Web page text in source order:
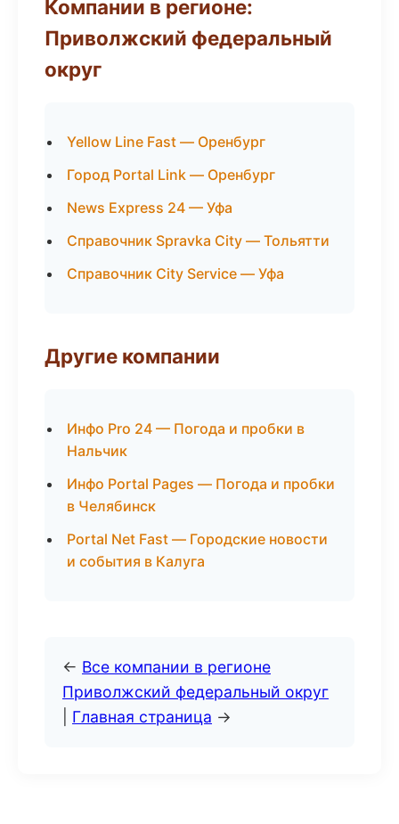
Компании в регионе:
Приволжский федеральный
округ
Yellow Line Fast — Оренбург
Город Portal Link — Оренбург
News Express 24 — Уфа
Справочник Spravka City — Тольятти
Справочник City Service — Уфа
Другие компании
Инфо Pro 24 — Погода и пробки в
Нальчик
Инфо Portal Pages — Погода и пробки
в Челябинск
Portal Net Fast — Городские новости
и события в Калуга
← Все компании в регионе
Приволжский федеральный округ
Главная страница →